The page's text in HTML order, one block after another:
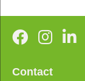
Contact